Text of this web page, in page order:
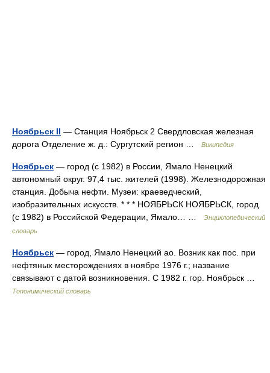
Ноябрьск II — Станция Ноябрьск 2 Свердловская железная
дорога Отделение ж. д.: Сургутский регион …
Википедия
Ноябрьск — город (с 1982) в России, Ямало Ненецкий
автономный округ. 97,4 тыс. жителей (1998). Железнодорожная
станция. Добыча нефти. Музеи: краеведческий,
изобразительных искусств. * * * НОЯБРЬСК НОЯБРЬСК, город
(с 1982) в Российской Федерации, Ямало… …
Энциклопедический
словарь
Ноябрьск — город, Ямало Ненецкий ао. Возник как пос. при
нефтяных месторождениях в ноябре 1976 г.; название
связывают с датой возникновения. С 1982 г. гор. Ноябрьск …
Топонимический словарь